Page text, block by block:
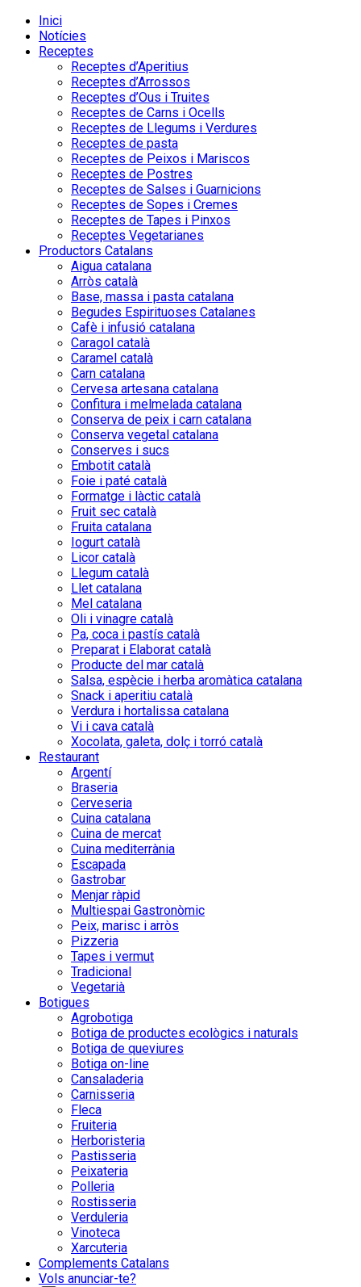
Inici
Notícies
Receptes
Receptes d’Aperitius
Receptes d’Arrossos
Receptes d’Ous i Truites
Receptes de Carns i Ocells
Receptes de Llegums i Verdures
Receptes de pasta
Receptes de Peixos i Mariscos
Receptes de Postres
Receptes de Salses i Guarnicions
Receptes de Sopes i Cremes
Receptes de Tapes i Pinxos
Receptes Vegetarianes
Productors Catalans
Aigua catalana
Arròs català
Base, massa i pasta catalana
Begudes Espirituoses Catalanes
Cafè i infusió catalana
Caragol català
Caramel català
Carn catalana
Cervesa artesana catalana
Confitura i melmelada catalana
Conserva de peix i carn catalana
Conserva vegetal catalana
Conserves i sucs
Embotit català
Foie i paté català
Formatge i làctic català
Fruit sec català
Fruita catalana
Iogurt català
Licor català
Llegum català
Llet catalana
Mel catalana
Oli i vinagre català
Pa, coca i pastís català
Preparat i Elaborat català
Producte del mar català
Salsa, espècie i herba aromàtica catalana
Snack i aperitiu català
Verdura i hortalissa catalana
Vi i cava català
Xocolata, galeta, dolç i torró català
Restaurant
Argentí
Braseria
Cerveseria
Cuina catalana
Cuina de mercat
Cuina mediterrània
Escapada
Gastrobar
Menjar ràpid
Multiespai Gastronòmic
Peix, marisc i arròs
Pizzeria
Tapes i vermut
Tradicional
Vegetarià
Botigues
Agrobotiga
Botiga de productes ecològics i naturals
Botiga de queviures
Botiga on-line
Cansaladeria
Carnisseria
Fleca
Fruiteria
Herboristeria
Pastisseria
Peixateria
Polleria
Rostisseria
Verduleria
Vinoteca
Xarcuteria
Complements Catalans
Vols anunciar-te?